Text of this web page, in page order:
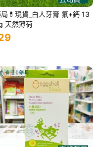
💊現貨_白人牙膏 氟+鈣 13
天然薄荷